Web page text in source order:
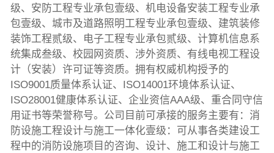
级、安防工程专业承包壹级、机电设备安装工程专业承
包壹级、城市及道路照明工程专业承包壹级、建筑装修
装饰工程贰级、电子工程专业承包贰级、计算机信息系
统集成叁级、校园网资质、涉外资质、有线电视工程设
计（安装）许可证等资质。拥有权威机构授予的
ISO9001质量体系认证、ISO14001环境体系认证、
ISO28001健康体系认证、企业资信AAA级、重合同守信
用证书等荣誉称号。公司目前可承接的服务主要有：消
防设施工程设计与施工一体化壹级：可从事各类建设工
程中的消防设施项目的咨询、设计、施工和设计与施工